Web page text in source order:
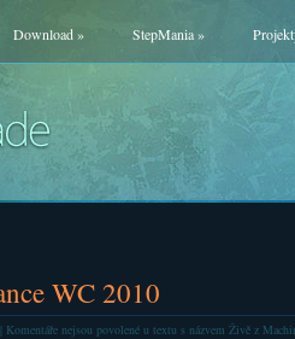
Download» StepMania»
WC 2010
Komentáře nejsou povolenéu textu s názvem Živě z